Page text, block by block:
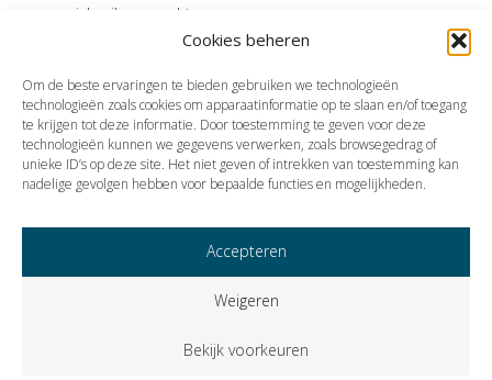
Cookies beheren
Om de beste ervaringen te bieden gebruiken we technologieën
technologieën zoals cookies om apparaatinformatie op te slaan en/of toegang
te krijgen tot deze informatie. Door toestemming te geven voor deze
technologieën kunnen we gegevens verwerken, zoals browsegedrag of
unieke ID’s op deze site. Het niet geven of intrekken van toestemming kan
nadelige gevolgen hebben voor bepaalde functies en mogelijkheden.
Accepteren
Weigeren
Bekijk voorkeuren
van misbruik van recht.
Bron:Hoge Raad | jurisprudentie | ECLINLHR2024707, 22/03060 | 16-
Vorige Volgende